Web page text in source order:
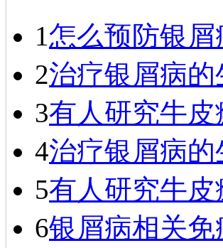
毕业于…
[详细]
1怎么预防银
2治疗银屑病的
3有人研究牛
4治疗银屑病的
5有人研究牛
6银屑病相关免